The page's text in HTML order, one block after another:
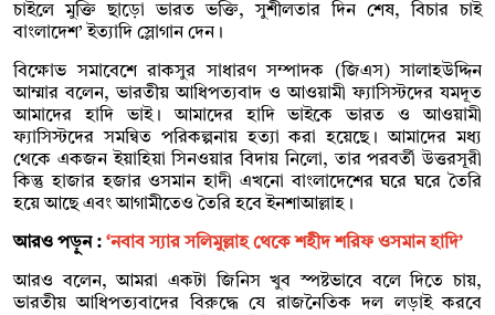
চাইলে মুক্তি ছাড়ো ভারত ভক্তি, সুশীলতার দিন শেষ, বিচার চাই
বাংলাদেশ’ ইত্যাদি স্লোগান দেন।
বিক্ষোভ সমাবেশে রাকসুর সাধারণ সম্পাদক (জিএস) সালাহউদ্দিন
আম্মার বলেন, ভারতীয় আধিপত্যবাদ ও আওয়ামী ফ্যাসিস্টদের যমদূত
আমাদের হাদি ভাই। আমাদের হাদি ভাইকে ভারত ও আওয়ামী
ফ্যাসিস্টদের সমন্বিত পরিকল্পনায় হত্যা করা হয়েছে। আমাদের মধ্য
থেকে একজন ইয়াহিয়া সিনওয়ার বিদায় নিলো, তার পরবর্তী উত্তরসূরী
কিন্তু হাজার হজার ওসমান হাদী এখনো বাংলাদেশের ঘরে ঘরে তৈরি
হয়ে আছে এবং আগামীতেও তৈরি হবে ইনশাআল্লাহ।
আরও পড়ুন : ‘নবাব স্যার সলিমুল্লাহ থেকে শহীদ শরিফ ওসমান হাদি’
আরও বলেন, আমরা একটা জিনিস খুব স্পষ্টভাবে বলে দিতে চায়,
ভারতীয় আধিপত্যবাদের বিরুদ্ধে যে রাজনৈতিক দল লড়াই করবে